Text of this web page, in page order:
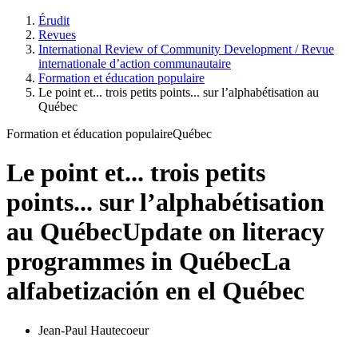
Érudit
Revues
International Review of Community Development / Revue
internationale d’action communautaire
Formation et éducation populaire
Le point et... trois petits points... sur l’alphabétisation au
Québec
Formation et éducation populaireQuébec
Le point et... trois petits
points... sur l’alphabétisation
au QuébecUpdate on literacy
programmes in QuébecLa
alfabetización en el Québec
Jean-Paul Hautecoeur